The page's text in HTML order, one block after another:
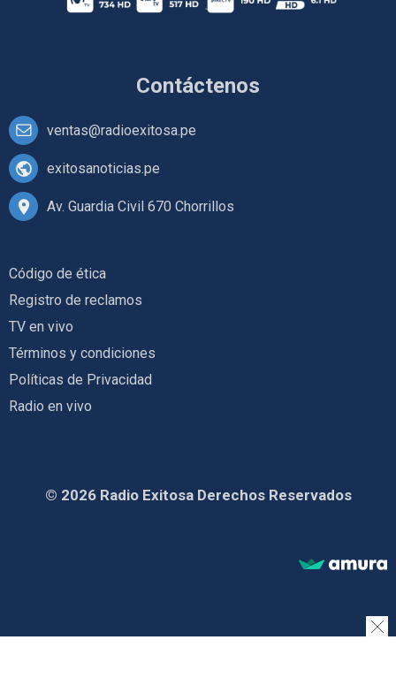
Contáctenos
ventas@radioexitosa.pe
exitosanoticias.pe
Av. Guardia Civil 670 Chorrillos
Código de ética
Registro de reclamos
TV en vivo
Términos y condiciones
Políticas de Privacidad
Radio en vivo
© 2026 Radio Exitosa Derechos Reservados